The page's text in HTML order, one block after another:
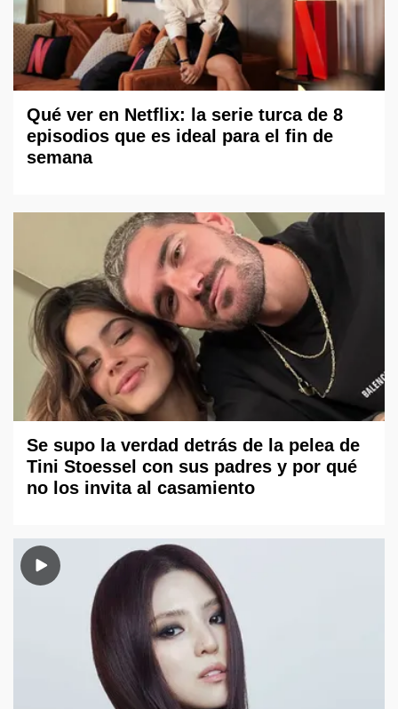
Qué ver en Netflix: la serie turca de 8
episodios que es ideal para el fin de
semana
Se supo la verdad detrás de la pelea de
Tini Stoessel con sus padres y por qué
no los invita al casamiento